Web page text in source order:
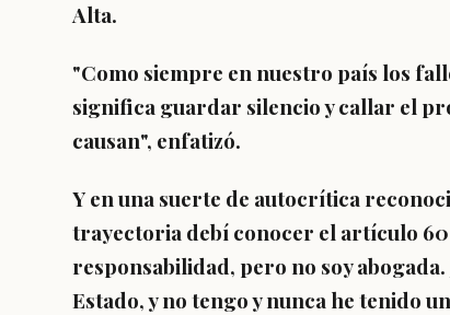
Alta.
"Como siempre en nuestro país los
significa guardar silencio y callar el
causan", enfatizó.
Y en una suerte de autocrítica
trayectoria debí conocer el artículo
responsabilidad, pero no soy
Estado, y no tengo y nunca he tenido